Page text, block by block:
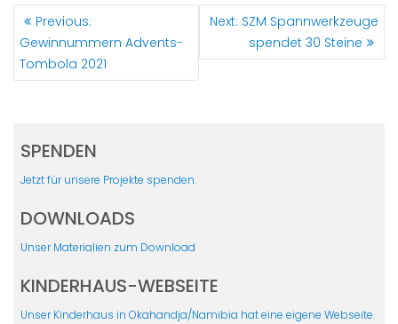
BEITRAGSNAVIGATION
Previous:
post:
Gewinnummern Advents-
Tombola 2021
Next: Next
post:
SZM Spannwerkzeuge
spendet 30 Steine
SPENDEN
Jetzt für unsere Projekte spenden.
DOWNLOADS
Unser Materialien zum Download
KINDERHAUS-WEBSEITE
Unser Kinderhaus in Okahandja/Namibia hat eine eigene Webseite.